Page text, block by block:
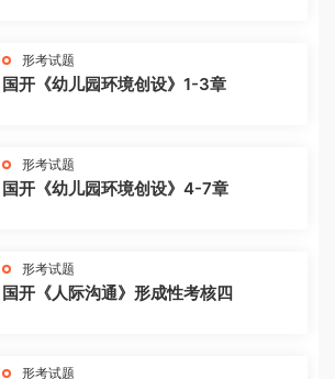
形考试题
国开《幼儿园环境创设》1-3章
形考试题
国开《幼儿园环境创设》4-7章
形考试题
国开《人际沟通》形成性考核四
形考试题